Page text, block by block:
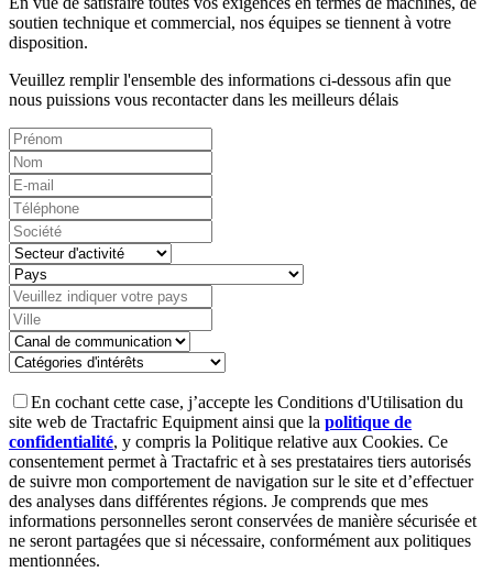
soutien technique et commercial, nos équipes se tiennent à votre
disposition.
Veuillez remplir l'ensemble des informations ci-dessous afin que
nous puissions vous recontacter dans les meilleurs délais
En cochant cette case, j’accepte les Conditions d'Utilisation du
site web de Tractafric Equipment ainsi que la politique de
confidentialité, y compris la Politique relative aux Cookies. Ce
consentement permet à Tractafric et à ses prestataires tiers autorisés
de suivre mon comportement de navigation sur le site et d’effectuer
des analyses dans différentes régions. Je comprends que mes
informations personnelles seront conservées de manière sécurisée et
ne seront partagées que si nécessaire, conformément aux politiques
mentionnées.